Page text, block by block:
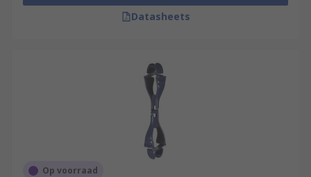
Datasheets
Op voorraad